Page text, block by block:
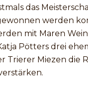
das
werden
mit Maren
Pötters drei
Trierer Miezen die